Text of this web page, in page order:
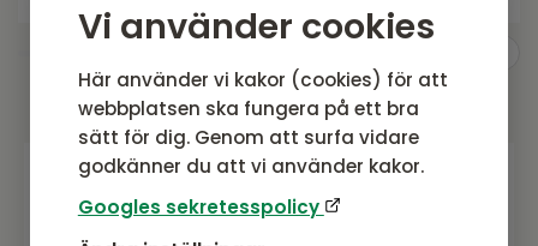
Vi använder cookies
Här använder vi kakor (cookies) för att
webbplatsen ska fungera på ett bra
sätt för dig. Genom att surfa vidare
godkänner du att vi använder kakor.
Googles sekretesspolicy
Gå med i vårt nyhetsbrev